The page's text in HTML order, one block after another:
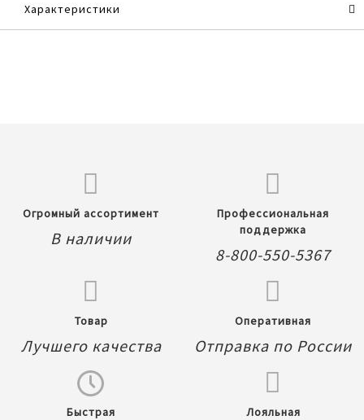
Характеристики
Огромный ассортимент
В наличии
Профессиональная
поддержка
8-800-550-5367
Товар
Лучшего качества
Оперативная
Отправка по России
Быстрая Лояльная